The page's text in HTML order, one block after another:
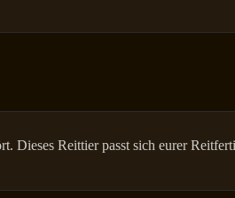
Dieses Reittier passt sich eurer